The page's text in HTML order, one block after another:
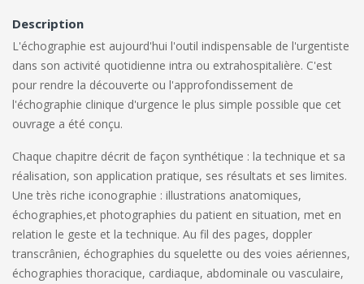
Description
L'échographie est aujourd'hui l'outil indispensable de l'urgentiste
dans son activité quotidienne intra ou extrahospitalière. C'est
pour rendre la découverte ou l'approfondissement de
l'échographie clinique d'urgence le plus simple possible que cet
ouvrage a été conçu.
Chaque chapitre décrit de façon synthétique : la technique et sa
réalisation, son application pratique, ses résultats et ses limites.
Une très riche iconographie : illustrations anatomiques,
échographies,et photographies du patient en situation, met en
relation le geste et la technique. Au fil des pages, doppler
transcrânien, échographies du squelette ou des voies aériennes,
échographies thoracique, cardiaque, abdominale ou vasculaire,